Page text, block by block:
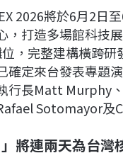
2026將於6月2日
，打造多場館科技
，完整建構橫跨
確定來台發表專題
行長Matt Murphy
Sotomayor及
」將連兩天為台